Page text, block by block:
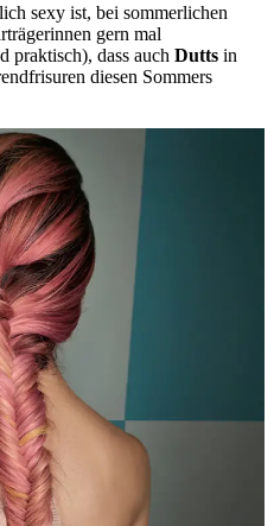
sexy ist, bei sommerlichen
gern mal
praktisch), dass auch Dutts in
diesen Sommers